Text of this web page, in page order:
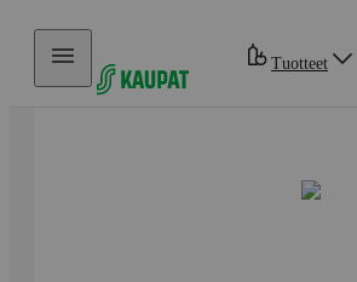
Hyppää sisältöön
Tuotteet